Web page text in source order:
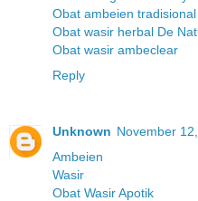
Obat ambeien tradisional
Obat wasir herbal De
Obat wasir ambeclear
Reply
Unknown November
Ambeien
Wasir
Obat Wasir Apotik